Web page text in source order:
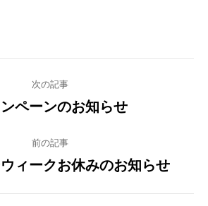
次の記事
Previous
ペーンのお知らせ
前の記事
Next
ィークお休みのお知らせ